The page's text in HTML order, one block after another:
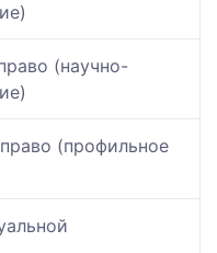
(научно-
(профильное